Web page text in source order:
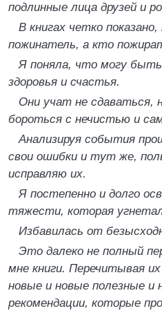
подлинные лица друзей и
В книгах четко
пожинатель, а кто
Я поняла, что могу
здоровья и счастья.
Они учат не сдаваться,
бороться с нечистью и
Анализируя события
свои ошибки и тут же,
исправляю их.
Я постепенно и долго
тяжести, которая
Избавилась от
Это далеко не полный
мне книги. Перечитывая
новые и новые полезные и
рекомендации, которые